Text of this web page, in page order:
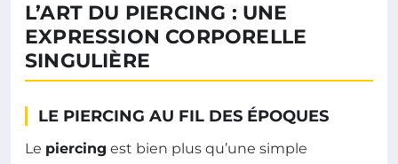
L’ART DU PIERCING : UNE
EXPRESSION CORPORELLE
SINGULIÈRE
LE PIERCING AU FIL DES ÉPOQUES
Le piercing est bien plus qu’une simple